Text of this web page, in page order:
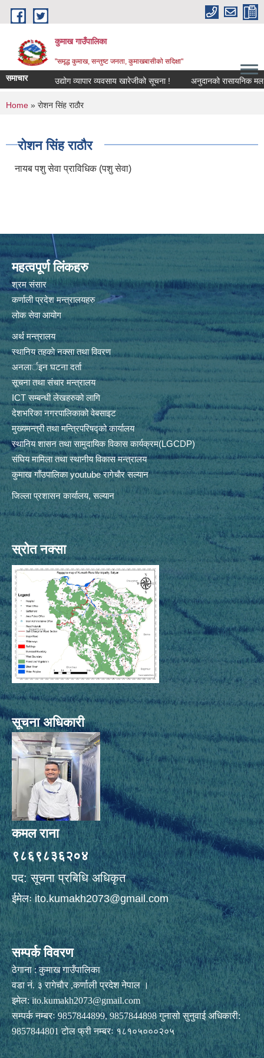
Skip to main content
कुमाख गाउँपालिका
"समृद्ध कुमाख, सन्तुष्ट जनता, कुमाखबासीको सदिक्षा"
समाचार उद्योग व्यापार व्यवसाय खारेजीको सूचना ! अनुदानको रासायनिक मल
You are here
Home » रोशन सिंह राठौर
रोशन सिंह राठौर
नायब पशु सेवा प्राविधिक (पशु सेवा)
महत्वपूर्ण लिंकहरु
श्रम संसार
कर्णाली प्रदेश मन्त्रालयहरु
लोक सेवा आयोग
अर्थ मन्त्रालय
स्थानिय तहकाे नक्सा तथा विवरण
अनलार्इन घटना दर्ता
सूचना तथा संचार मन्त्रालय
ICT सम्बन्धी लेखहरुको लागि
देशभरिका नगरपालिकाको वेबसाइट
मुख्यमन्त्री तथा मन्त्रिपरिषद्को कार्यालय
स्थानिय शासन तथा सामुदायिक विकास कार्यक्रम(LGCDP)
संघिय मामिला तथा स्थानीय विकास मन्त्रालय
कुमाख गाँउपालिका youtube रागेचाैर सल्यान
जिल्ला प्रशासन कार्यालय, सल्यान
स्रोत नक्सा
सूचना अधिकारी
कमल राना
९८६९८३६२०४
पद: सूचना प्रबिधि अधिकृत
ईमेलःito.kumakh2073@gmail.com
सम्पर्क विवरण
ठेगाना : कुमाख गाउँपालिका
वडा नं. ३ रागेचाैर ,कर्णाली प्रदेश नेपाल ।
इमेल:ito.kumakh2073@gmail.com
सम्पर्क नम्बरः 9857844899, 9857844898 गुनासो सुनुवाई अधिकारी:
9857844801 टोल फ्री नम्बरः १८१०५०००२०५